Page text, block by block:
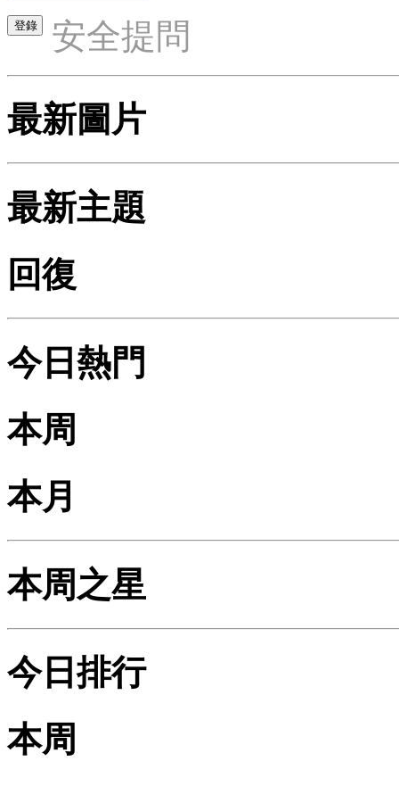
安全提問
最新圖片
最新主題
回復
今日熱門
本周
本月
本周之星
今日排行
本周